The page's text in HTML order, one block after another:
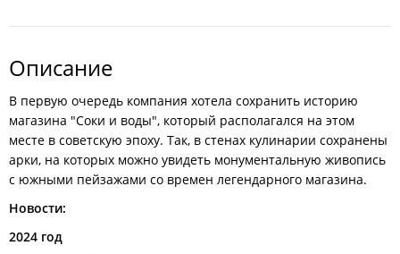
Описание
В первую очередь компания хотела сохранить историю
магазина "Соки и воды", который располагался на этом
месте в советскую эпоху. Так, в стенах кулинарии сохранены
арки, на которых можно увидеть монументальную живопись
с южными пейзажами со времен легендарного магазина.
Новости:
2024 год